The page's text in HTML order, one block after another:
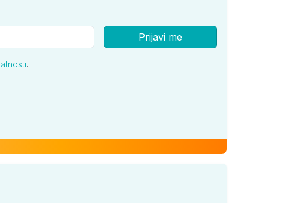
Prijavi me
.